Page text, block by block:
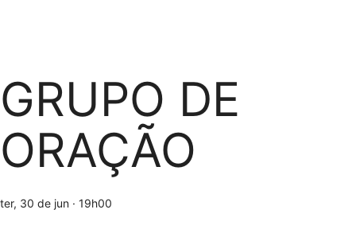
GRUPO DE
ORAÇÃO
ter, 30 de jun · 19h00